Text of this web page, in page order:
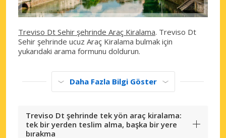
Treviso Dt Sehir şehrinde Araç Kiralama. Treviso Dt
Sehir şehrinde ucuz Araç Kiralama bulmak için
yukarıdaki arama formunu doldurun.
Daha Fazla Bilgi Göster
Treviso Dt şehrinde tek yön araç kiralama:
tek bir yerden teslim alma, başka bir yere
bırakma